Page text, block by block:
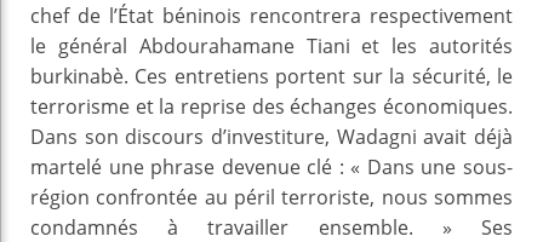
chef de l’État béninois rencontrera respectivement
le général Abdourahamane Tiani et les autorités
burkinabè. Ces entretiens portent sur la sécurité, le
terrorisme et la reprise des échanges économiques.
Dans son discours d’investiture, Wadagni avait déjà
martelé une phrase devenue clé : « Dans une sous-
région confrontée au péril terroriste, nous sommes
condamnés à travailler ensemble. » Ses